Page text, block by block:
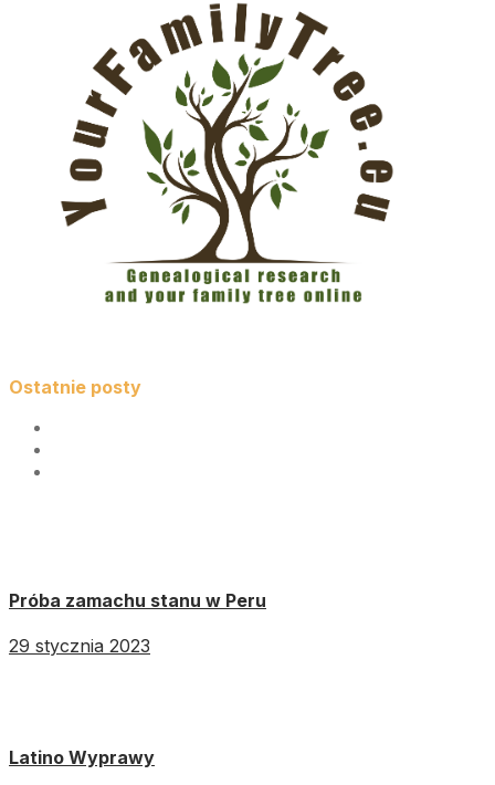
Ostatnie posty
Próba zamachu stanu w Peru
29 stycznia 2023
Latino Wyprawy